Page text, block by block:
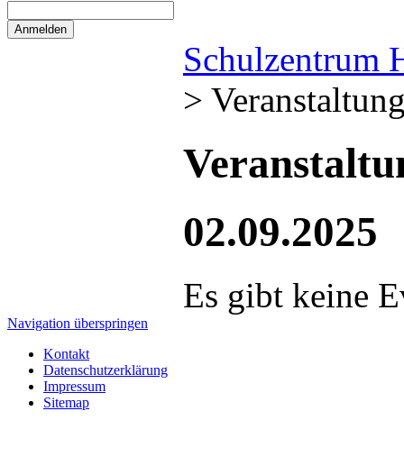
Schulzentrum
>
02.09.2025
Es gibt keine
Navigation überspringen
Kontakt
Datenschutzerklärung
Impressum
Sitemap